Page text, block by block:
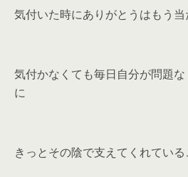
気付いた時にありがとうはもう
気付かなくても毎日自分が問題
に
きっとその陰で支えてくれている